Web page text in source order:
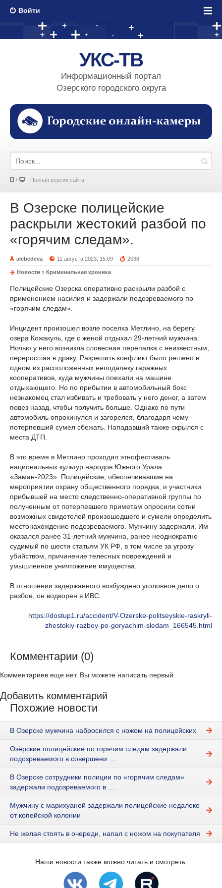
Войти
УКС-ТВ
Информационный портал
Озерского городского округа
Полная версия сайта
В Озерске полицейские
раскрыли жестокий разбой по
«горячим следам».
alebedeva 11 августа 2023, 15:09 2038
Новости » Криминальная хроника
Полицейские Озерска оперативно раскрыли разбой с
применением насилия и задержали подозреваемого по
«горячим следам».
Инцидент произошел возле поселка Метлино, на берегу
озера Кожакуль, где с женой отдыхал 29-летний мужчина.
Ночью у него возникла словесная перепалка с неизвестным,
переросшая в драку. Разрешить конфликт было решено в
одном из расположенных неподалеку гаражных
кооперативов, куда мужчины поехали на машине
отдыхающего. Но по прибытии в автомобильный бокс
незнакомец стал избивать и требовать у него денег, а затем
повез назад, чтобы получить больше. Однако по пути
автомобиль опрокинулся и загорелся, благодаря чему
потерпевший сумел сбежать. Нападавший также скрылся с
места ДТП.
В это время в Метлино проходил этнофестиваль
национальных культур народов Южного Урала
«Заман-2023». Полицейские, обеспечивавшие на
мероприятии охрану общественного порядка, и участники
прибывшей на место следственно-оперативной группы по
полученным от потерпевшего приметам опросили сотни
возможных свидетелей произошедшего и сумели определить
местонахождение подозреваемого. Мужчину задержали. Им
оказался ранее 31-летний мужчина, ранее неоднократно
судимый по шести статьям УК РФ, в том числе за угрозу
убийством, причинение телесных повреждений и
умышленное уничтожение имущества.
В отношении задержанного возбуждено уголовное дело о
разбое, он водворен в ИВС.
https://dostup1.ru/accident/V-Ozerske-politseyskie-raskryli-
zhestokiy-razboy-po-goryachim-sledam_166545.html
Комментарии (0)
Комментариев еще нет. Вы можете написать первый.
Добавить комментарий
Похожие новости
В Озерске мужчина набросился с ножом на полицейских
Озёрские полицейские по горячим следам задержали
подозреваемого в совершени ...
В Озерске сотрудники полиции по «горячим следам»
задержали подозреваемого в ...
Мужчину с марихуаной задержали полицейские недалеко
от копейской колонии
Не желая стоять в очереди, напал с ножом на покупателя
Наши новости также можно читать и смотреть: